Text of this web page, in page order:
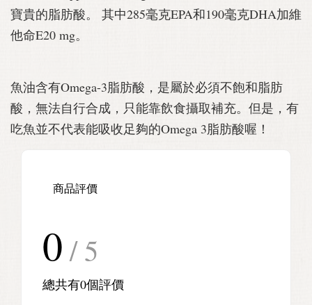
寶貴的脂肪酸。 其中285毫克EPA和190毫克DHA加維
他命E20 mg。
魚油含有Omega-3脂肪酸，是屬於必須不飽和脂肪
酸，無法自行合成，只能靠飲食攝取補充。但是，有
吃魚並不代表能吸收足夠的Omega 3脂肪酸喔！
商品評價
0 / 5
總共有0個評價